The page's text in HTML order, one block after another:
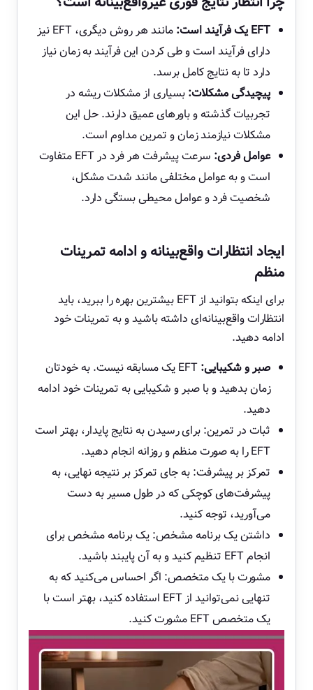
EFT یک فرآیند است:
مانند هر روش دیگری، EFT نیز
دارای فرآیند است و طی کردن این فرآیند به زمان نیاز
دارد تا به نتایج کامل برسد.
پیچیدگی مشکلات: بسیاری از مشکلات ریشه در
تجربیات گذشته و باورهای عمیق دارند. حل این
مشکلات نیازمند زمان و تمرین مداوم است.
عوامل فردی:
سرعت پیشرفت هر فرد در EFT متفاوت
است و به عوامل مختلفی مانند شدت مشکل،
شخصیت فرد و عوامل محیطی بستگی دارد.
ایجاد انتظارات واقع‌بینانه و ادامه تمرینات
منظم
برای اینکه بتوانید از EFT بیشترین بهره را ببرید، باید
انتظارات واقع‌بینانه‌ای داشته باشید و به تمرینات خود
ادامه دهید.
صبر و شکیبایی:
EFT یک مسابقه نیست. به خودتان
زمان بدهید و با صبر و شکیبایی به تمرینات خود ادامه
دهید.
ثبات در تمرین: برای رسیدن به نتایج پایدار، بهتر است
EFT را به صورت منظم و روزانه انجام دهید.
تمرکز بر پیشرفت: به جای تمرکز بر نتیجه نهایی، به
پیشرفت‌های کوچکی که در طول مسیر به دست
می‌آورید، توجه کنید.
داشتن یک برنامه مشخص: یک برنامه مشخص برای
انجام EFT تنظیم کنید و به آن پایبند باشید.
مشورت با یک متخصص: اگر احساس می‌کنید که به
تنهایی نمی‌توانید از EFT استفاده کنید، بهتر است با
یک متخصص EFT مشورت کنید.